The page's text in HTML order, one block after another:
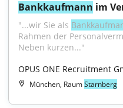
Bankkaufmann im
"...wir Sie als
Rahmen der
Neben kurzen..."
OPUS ONE Recruitment
München, RaumStarnberg